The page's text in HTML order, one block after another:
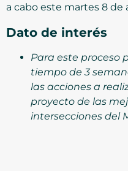
a cabo este martes 8 de
Dato de interés
Para este proceso
tiempo de 3
las acciones a
proyecto de las
intersecciones del